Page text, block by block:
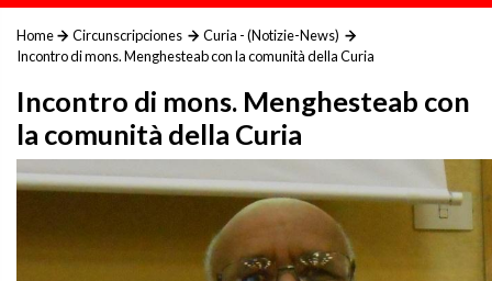
Home Circunscripciones
Curia - (Notizie-News)
Incontro di mons. Menghesteab con la comunità della Curia
Incontro di mons. Menghesteab con
la comunità della Curia